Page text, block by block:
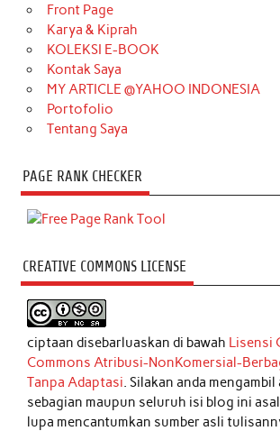
Front Page
Karya & Kiprah
KOLEKSI E-BOOK
Kontak Saya
MY ARTICLE @YAHOO INDONESIA
Portofolio
Tentang Saya
PAGE RANK CHECKER
CREATIVE COMMONS LICENSE
ciptaan disebarluaskan di bawah Lisensi
Commons Atribusi-NonKomersial-
Tanpa Adaptasi. Silakan anda
sebagian maupun seluruh isi blog ini
lupa mencantumkan sumber asli